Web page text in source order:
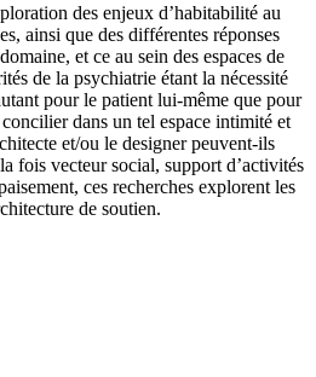
des enjeux d’habitabilité au
ainsi que des différentes réponses
et ce au sein des espaces de
de la psychiatrie étant la nécessité
pour le patient lui-même que pour
dans un tel espace intimité et
et/ou le designer peuvent-ils
fois vecteur social, support d’activités
ces recherches explorent les
de soutien.